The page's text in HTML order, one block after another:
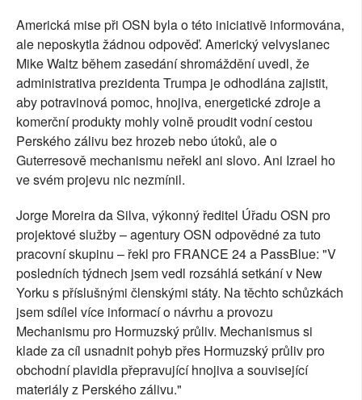
Americká mise při OSN byla o této iniciativě informována,
ale neposkytla žádnou odpověď. Americký velvyslanec
Mike Waltz během zasedání shromáždění uvedl, že
administrativa prezidenta Trumpa je odhodlána zajistit,
aby potravinová pomoc, hnojiva, energetické zdroje a
komerční produkty mohly volně proudit vodní cestou
Perského zálivu bez hrozeb nebo útoků, ale o
Guterresově mechanismu neřekl ani slovo. Ani Izrael ho
ve svém projevu nic nezmínil.
Jorge Moreira da Silva, výkonný ředitel Úřadu OSN pro
projektové služby – agentury OSN odpovědné za tuto
pracovní skupinu – řekl pro FRANCE 24 a PassBlue: "V
posledních týdnech jsem vedl rozsáhlá setkání v New
Yorku s příslušnými členskými státy. Na těchto schůzkách
jsem sdílel více informací o návrhu a provozu
Mechanismu pro Hormuzský průliv. Mechanismus si
klade za cíl usnadnit pohyb přes Hormuzský průliv pro
obchodní plavidla přepravující hnojiva a související
materiály z Perského zálivu."